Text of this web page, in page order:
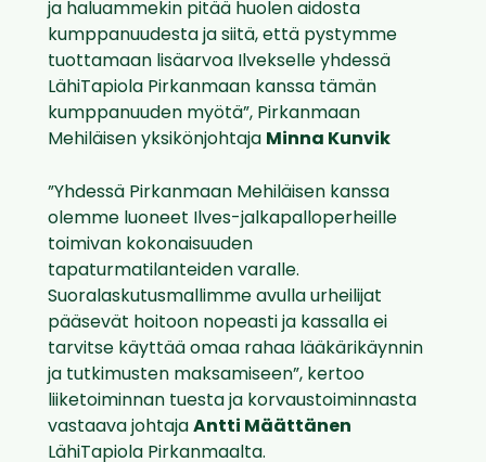
ja haluammekin pitää huolen aidosta
kumppanuudesta ja siitä, että pystymme
tuottamaan lisäarvoa Ilvekselle yhdessä
LähiTapiola Pirkanmaan kanssa tämän
kumppanuuden myötä”, Pirkanmaan
Mehiläisen yksikönjohtaja Minna Kunvik
”Yhdessä Pirkanmaan Mehiläisen kanssa
olemme luoneet Ilves-jalkapalloperheille
toimivan kokonaisuuden
tapaturmatilanteiden varalle.
Suoralaskutusmallimme avulla urheilijat
pääsevät hoitoon nopeasti ja kassalla ei
tarvitse käyttää omaa rahaa lääkärikäynnin
ja tutkimusten maksamiseen”, kertoo
liiketoiminnan tuesta ja korvaustoiminnasta
vastaava johtaja Antti Määttänen
LähiTapiola Pirkanmaalta.